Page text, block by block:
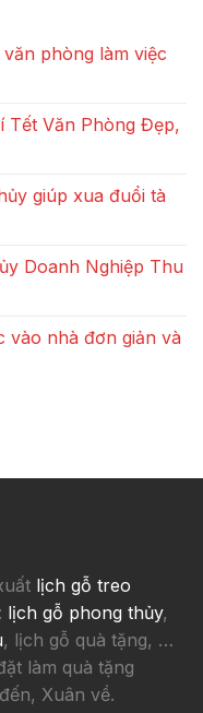
phòng làm việc
Tết Văn Phòng Đẹp,
giúp xua đuổi tà
Doanh Nghiệp Thu
vào nhà đơn giản và
lịch gỗ treo
lịch gỗ phong thủy,
, lịch gỗ quà tặng, …
làm quà tặng
Xuân về.